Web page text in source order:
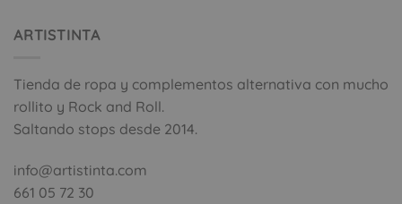
ARTISTINTA
Tienda de ropa y complementos alternativa con mucho
rollito y Rock and Roll.
Saltando stops desde 2014.
info@artistinta.com
661 05 72 30